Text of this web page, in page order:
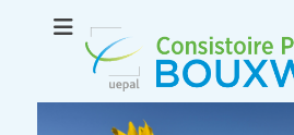
Le site internet du consistoire de